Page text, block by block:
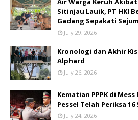
Sitinjau Lauik, PT HKI
Gadang Sepakati
July 29, 2026
Kronologi dan Akhir
Alphard
July 26, 2026
Kematian PPPK di
Pessel Telah Periksa 16
July 24, 2026